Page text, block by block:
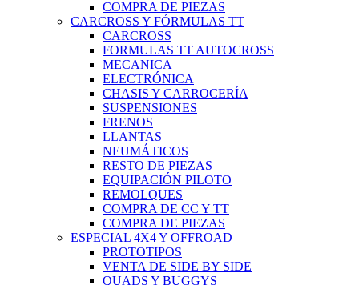
COMPRA DE PIEZAS
CARCROSS Y FÓRMULAS TT
CARCROSS
FORMULAS TT AUTOCROSS
MECANICA
ELECTRÓNICA
CHASIS Y CARROCERÍA
SUSPENSIONES
FRENOS
LLANTAS
NEUMÁTICOS
RESTO DE PIEZAS
EQUIPACIÓN PILOTO
REMOLQUES
COMPRA DE CC Y TT
COMPRA DE PIEZAS
ESPECIAL 4X4 Y OFFROAD
PROTOTIPOS
VENTA DE SIDE BY SIDE
QUADS Y BUGGYS